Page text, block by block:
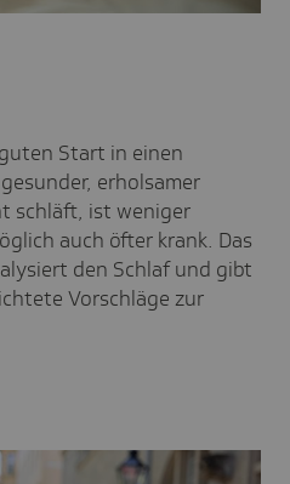
Start in einen
erholsamer
schläft, ist weniger
auch öfter krank. Das
den Schlaf und gibt
Vorschläge zur